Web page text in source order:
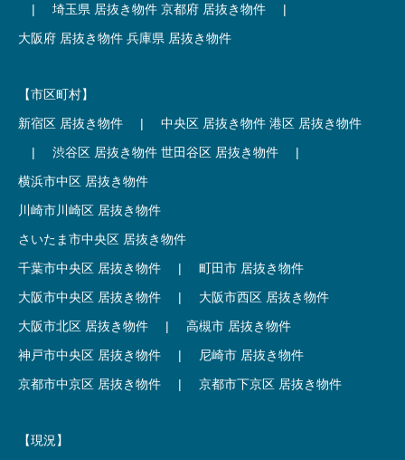
|
埼玉県 居抜き物件 京都府 居抜き物件
|
大阪府 居抜き物件 兵庫県 居抜き物件
【市区町村】
新宿区 居抜き物件
| 中央区 居抜き物件 港区 居抜き物件
|
渋谷区 居抜き物件 世田谷区 居抜き物件
|
横浜市中区 居抜き物件
川崎市川崎区 居抜き物件
さいたま市中央区 居抜き物件
千葉市中央区 居抜き物件
|
町田市 居抜き物件
大阪市中央区 居抜き物件
|
大阪市西区 居抜き物件
大阪市北区 居抜き物件
|
高槻市 居抜き物件
神戸市中央区 居抜き物件
|
尼崎市 居抜き物件
京都市中京区 居抜き物件
| 京都市下京区 居抜き物件
【現況】